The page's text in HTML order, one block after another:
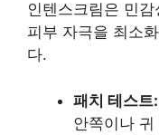
인텐스크림은 민
피부 자극을 최소
다.
패치 테스트:
안쪽이나